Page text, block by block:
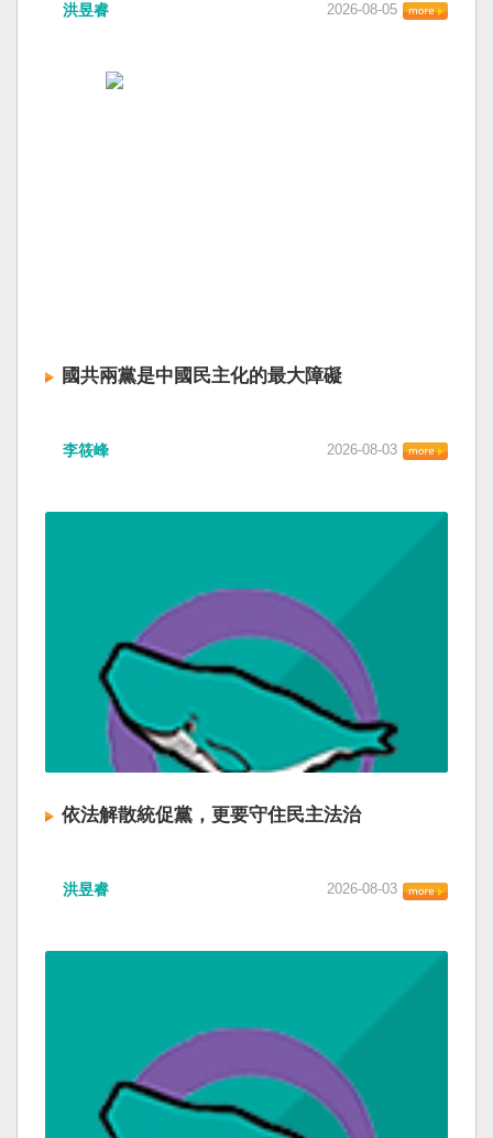
洪昱睿 2026-08-05
國共兩黨是中國民主化的最大障礙
李筱峰 2026-08-03
依法解散統促黨，更要守住民主法治
洪昱睿 2026-08-03